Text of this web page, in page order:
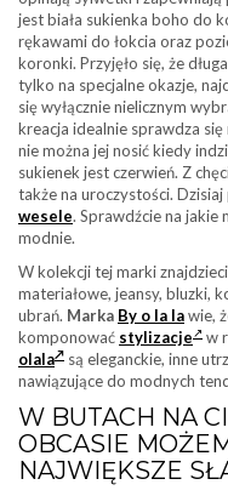
jest biała sukienka boho do
rękawami do łokcia oraz
koronki. Przyjęło się, że długa
tylko na specjalne okazje,
się wyłącznie nielicznym
kreacja idealnie sprawdza
nie można jej nosić kiedy
sukienek jest czerwień. Z
także na uroczystości.
wesele. Sprawdźcie na jakie
modnie.
W kolekcji tej marki
materiałowe, jeansy, bluzki,
ubrań. Marka By o la lawie,
komponować stylizacje w
olala
są eleganckie, inne
nawiązujące do modnych
W BUTACH NA
OBCASIE
NAJWIĘKSZE